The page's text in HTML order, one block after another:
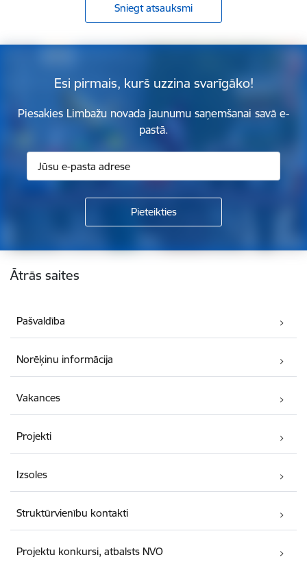
Sniegt atsauksmi
Esi pirmais, kurš uzzina svarīgāko!
Piesakies Limbažu novada jaunumu saņemšanai savā e-
pastā.
Kājene
Ātrās saites
Pašvaldība
Norēķinu informācija
Vakances
Projekti
Izsoles
Struktūrvienību kontakti
Projektu konkursi, atbalsts NVO